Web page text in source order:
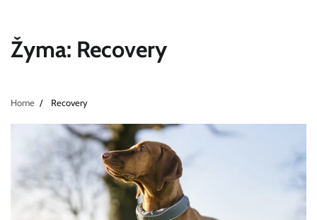
Žyma: Recovery
Home Recovery